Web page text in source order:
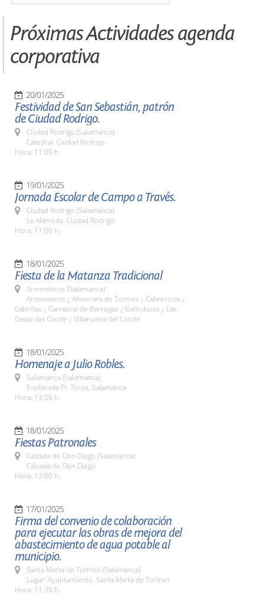
Próximas Actividades agenda
corporativa
20/01/2025
Festividad de San Sebastián, patrón
de Ciudad Rodrigo.
Ciudad Rodrigo (Salamanca)
Catedral. Ciudad Rodrigo
Hora: 11:00 h.
19/01/2025
Jornada Escolar de Campo a Través.
Ciudad Rodrigo (Salamanca)
La Alameda. Ciudad Rodrigo
Hora: 11:00 h.
18/01/2025
Fiesta de la Matanza Tradicional
Armenteros (Salamanca)
Armenteros ¿ Almenara de Tormes ¿ Cabrerizos ¿
Cabrillas ¿ Carrascal de Barregas ¿ Galinduste ¿ Las
Casas del Conde ¿ Villanueva del Conde
18/01/2025
Homenaje a Julio Robles.
Salamanca (Salamanca)
Explanada Pl. Toros. Salamanca
Hora: 13:00 h.
18/01/2025
Fiestas Patronales
Calzada de Don Diego (Salamanca)
Calzada de Don Diego
Hora: 12:00 h.
17/01/2025
Firma del convenio de colaboración
para ejecutar las obras de mejora del
abastecimiento de agua potable al
municipio.
Santa Marta de Tormes (Salamanca)
Lugar: Ayuntamiento. Santa Marta de Tormes
Hora: 11:30 h.